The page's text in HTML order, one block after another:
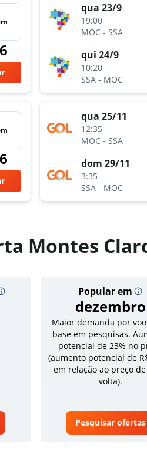
qua 23/9
19:00
MOC- SSA
qui 24/9
10:20
SSA- MOC
qua 25/11
12:35
MOC- SSA
dom 29/11
3:35
SSA- MOC
Montes
Popular em
dezembro
Maior demanda por
base em pesquisas.
potencial de 23% no
(aumento potencial de
em relação ao preço
volta).
Pesquisar ofertas